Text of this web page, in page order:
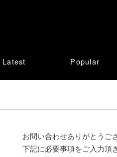
Latest Popular
お問い合わせありがとうご
下記に必要事項をご入力頂